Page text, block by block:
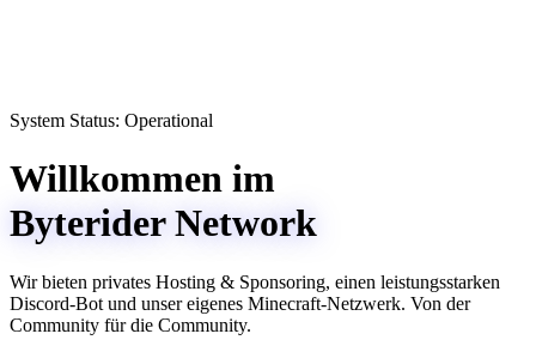
System Status: Operational
Willkommen im
Byterider Network
Wir bieten privates Hosting & Sponsoring, einen leistungsstarken
Discord-Bot und unser eigenes Minecraft-Netzwerk. Von der
Community für die Community.